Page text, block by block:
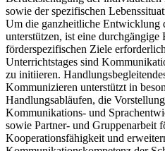
sowie der spezifischen
Um die ganzheitliche Entwicklung
unterstützen, ist eine durchgängige
förderspezifischen Ziele
Unterrichtstages sind
zu initiieren.
Kommunizieren unterstützt in
Handlungsabläufen, die
Kommunikations- und
sowie Partner- und Gruppenarbeit
Kooperationsfähigkeit und